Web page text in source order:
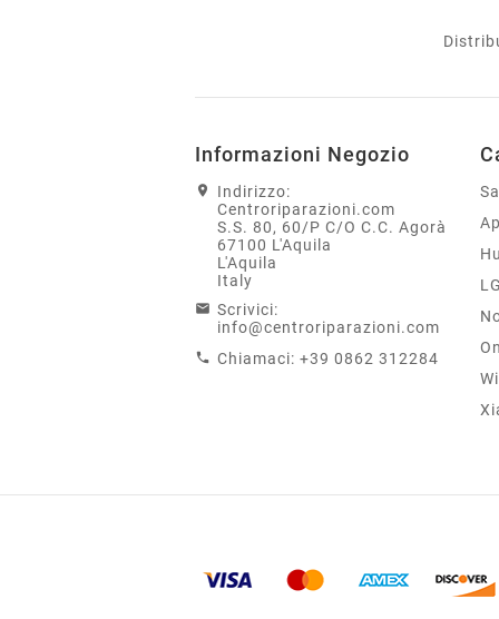
Informazioni Negozio
Indirizzo:
Centroriparazioni.com
S.S. 80, 60/P C/O C.C. Agorà
67100 L'Aquila
L'Aquila
Italy
Scrivici:
info@centroriparazioni.com
Chiamaci: +39 0862 312284
LG